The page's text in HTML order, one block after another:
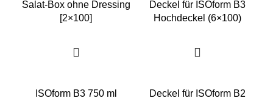
Salat-Box ohne Dressing
[2×100]
Deckel für ISOform B3
Hochdeckel (6×100)
ISOform B3 750 ml
Deckel für ISOform B2